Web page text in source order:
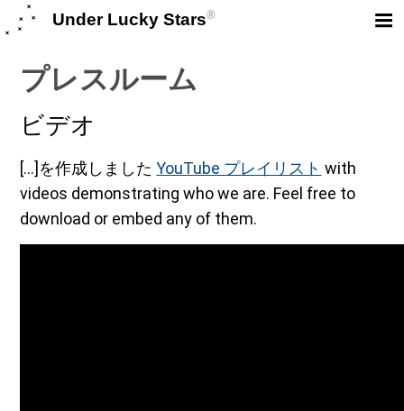
Under Lucky Stars®
プレスルーム
ビデオ
[...]を作成しましたYouTube プレイリスト with
videos demonstrating who we are. Feel free to
download or embed any of them.